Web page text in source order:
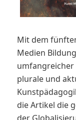
Mit dem
Medien
umfangreicher
plurale und
die Artikel die